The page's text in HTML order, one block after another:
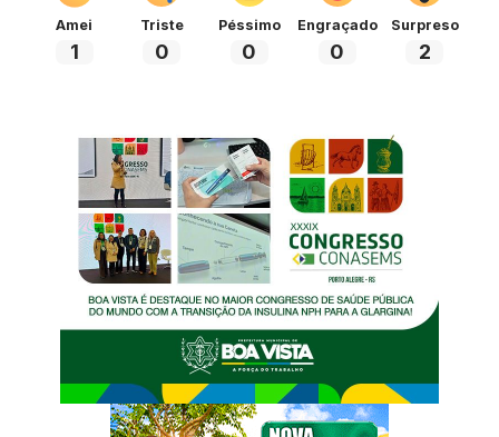
Amei
1
Triste
0
Péssimo
0
Engraçado
0
Surpreso
2